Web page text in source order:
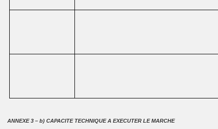
ANNEXE 3 – b) CAPACITE TECHNIQUE A EXECUTER LE MARCHE